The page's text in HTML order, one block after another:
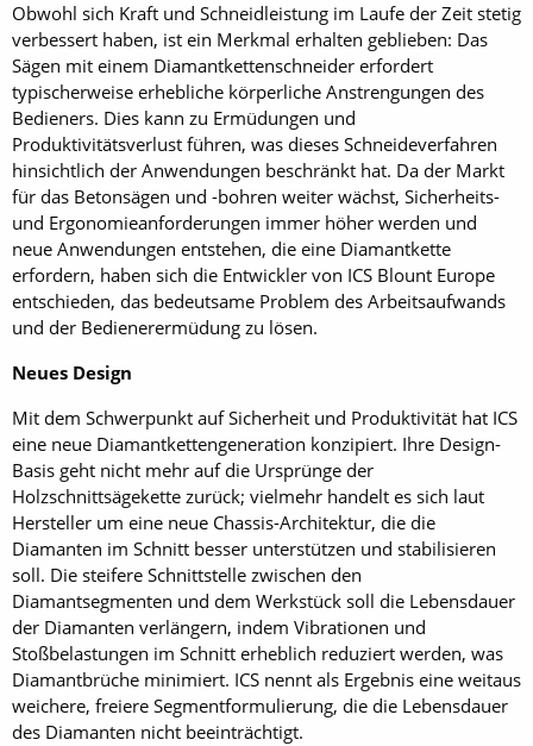
Obwohl sich Kraft und Schneidleistung im Laufe der Zeit stetig
verbessert haben, ist ein Merkmal erhalten geblieben: Das
Sägen mit einem Diamantkettenschneider erfordert
typischerweise erhebliche körperliche Anstrengungen des
Bedieners. Dies kann zu Ermüdungen und
Produktivitätsverlust führen, was dieses Schneideverfahren
hinsichtlich der Anwendungen beschränkt hat. Da der Markt
für das Betonsägen und -bohren weiter wächst, Sicherheits-
und Ergonomieanforderungen immer höher werden und
neue Anwendungen entstehen, die eine Diamantkette
erfordern, haben sich die Entwickler von ICS Blount Europe
entschieden, das bedeutsame Problem des Arbeitsaufwands
und der Bedienerermüdung zu lösen.
Neues Design
Mit dem Schwerpunkt auf Sicherheit und Produktivität hat ICS
eine neue Diamantkettengeneration konzipiert. Ihre Design-
Basis geht nicht mehr auf die Ursprünge der
Holzschnittsägekette zurück; vielmehr handelt es sich laut
Hersteller um eine neue Chassis-Architektur, die die
Diamanten im Schnitt besser unterstützen und stabilisieren
soll. Die steifere Schnittstelle zwischen den
Diamantsegmenten und dem Werkstück soll die Lebensdauer
der Diamanten verlängern, indem Vibrationen und
Stoßbelastungen im Schnitt erheblich reduziert werden, was
Diamantbrüche minimiert. ICS nennt als Ergebnis eine weitaus
weichere, freiere Segmentformulierung, die die Lebensdauer
des Diamanten nicht beeinträchtigt.